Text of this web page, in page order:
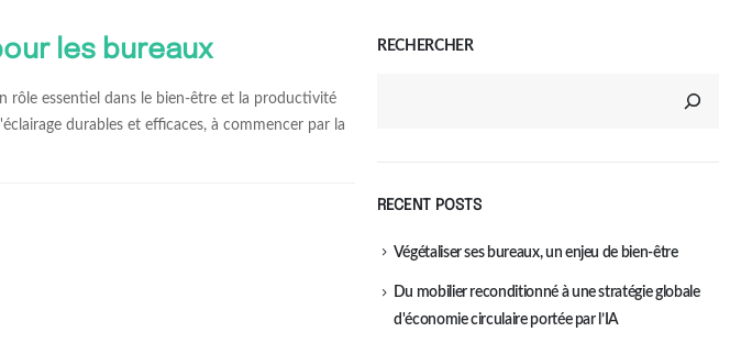
les bureaux
rôle essentiel dans le bien-être et la productivité
durables et efficaces, à commencer par la
RECHERCHER
RECENT POSTS
Végétaliser ses bureaux, un enjeu de bien-être
Du mobilier reconditionné à une stratégie globale
d'économie circulaire portée par l’IA